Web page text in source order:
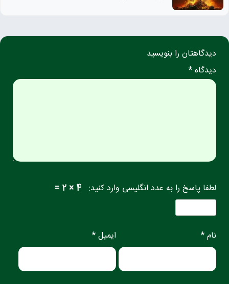
دیدگاهتان را بنویسید
دیدگاه *
لطفا پاسخ را به عدد انگلیسی وارد کنید: 4 × 2 =
نام * ایمیل *